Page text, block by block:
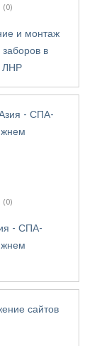
(0)
и монтаж
заборов в
ЛНР
(0)
- СПА-